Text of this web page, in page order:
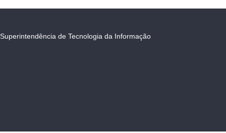
Superintendência de Tecnologia da Informação